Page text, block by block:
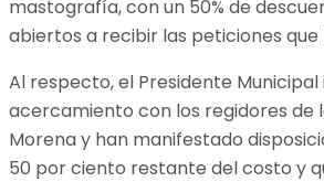
mastografía, con un 50% de
abiertos a recibir las peticiones que
Al respecto, el Presidente
acercamiento con los regidores de
Morena y han manifestado
50 por ciento restante del costo y